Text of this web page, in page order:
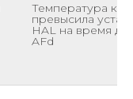
Температура
превысила
HAL на время
AFd